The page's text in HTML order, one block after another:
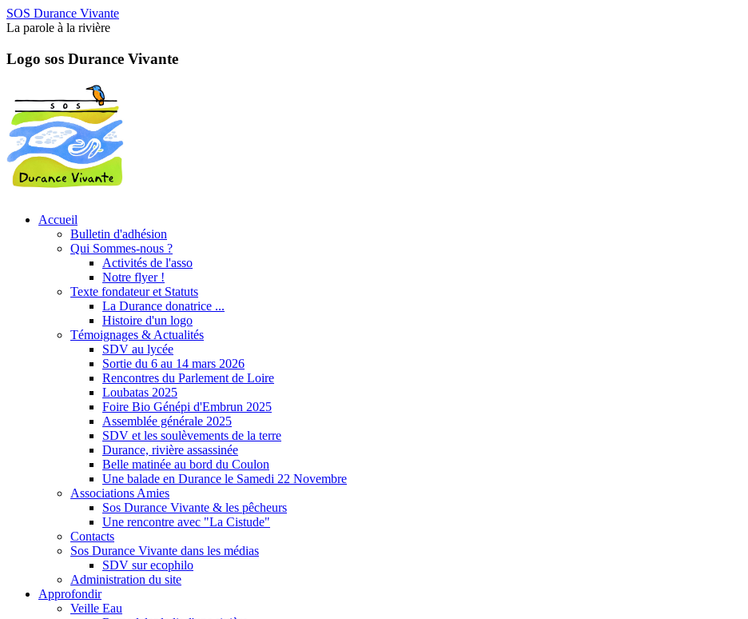
SOS Durance Vivante
La parole à la rivière
Logo sos Durance Vivante
Accueil
Bulletin d'adhésion
Qui Sommes-nous ?
Activités de l'asso
Notre flyer !
Texte fondateur et Statuts
La Durance donatrice ...
Histoire d'un logo
Témoignages & Actualités
SDV au lycée
Sortie du 6 au 14 mars 2026
Rencontres du Parlement de Loire
Loubatas 2025
Foire Bio Génépi d'Embrun 2025
Assemblée générale 2025
SDV et les soulèvements de la terre
Durance, rivière assassinée
Belle matinée au bord du Coulon
Une balade en Durance le Samedi 22 Novembre
Associations Amies
Sos Durance Vivante & les pêcheurs
Une rencontre avec "La Cistude"
Contacts
Sos Durance Vivante dans les médias
SDV sur ecophilo
Administration du site
Approfondir
Veille Eau